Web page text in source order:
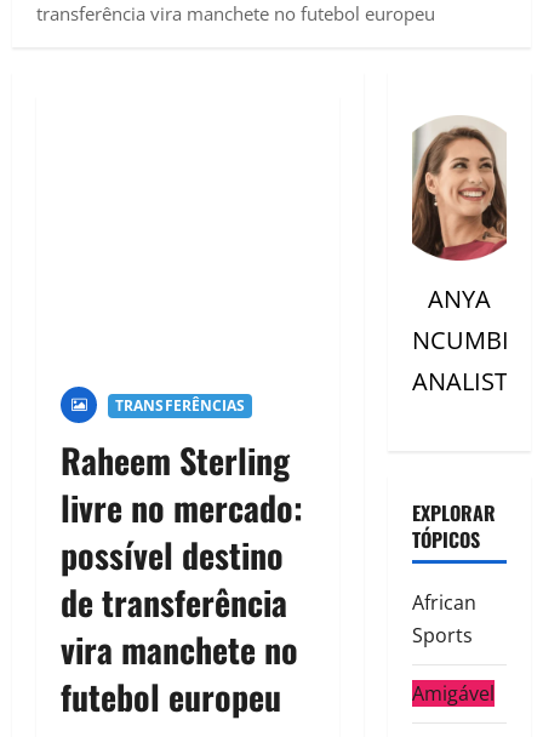
transferência vira manchete no futebol europeu
TRANSFERÊNCIAS
Raheem Sterling
livre no mercado:
possível destino
de transferência
vira manchete no
futebol europeu
ANYA
NCUMBI
ANALISTC
EXPLORAR
TÓPICOS
African
Sports
Amigável